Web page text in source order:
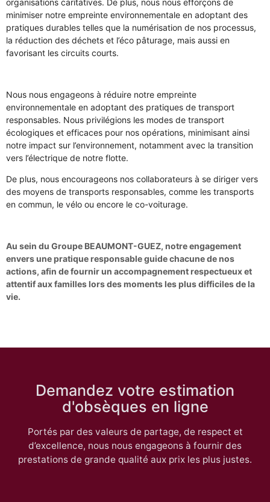
organisations caritatives. De plus, nous nous efforçons de
minimiser notre empreinte environnementale en adoptant des
pratiques durables telles que la numérisation de nos processus,
la réduction des déchets et l’éco pâturage, mais aussi en
favorisant les circuits courts.
Nous nous engageons à réduire notre empreinte
environnementale en adoptant des pratiques de transport
responsables. Nous privilégions les modes de transport
écologiques et efficaces pour nos opérations, minimisant ainsi
notre impact sur l’environnement, notamment avec la transition
vers l’électrique de notre flotte.
De plus, nous encourageons nos collaborateurs à se diriger vers
des moyens de transports responsables, comme les transports
en commun, le vélo ou encore le co-voiturage.
Au sein du Groupe BEAUMONT-GUEZ, notre engagement
envers une pratique responsable guide chacune de nos
actions, afin de fournir un accompagnement respectueux et
attentif aux familles lors des moments les plus difficiles de la
vie.
Demandez votre estimation
d'obsèques en ligne
Portés par des valeurs de partage, de respect et
d’excellence, nous nous engageons à fournir des
prestations de grande qualité aux prix les plus justes.